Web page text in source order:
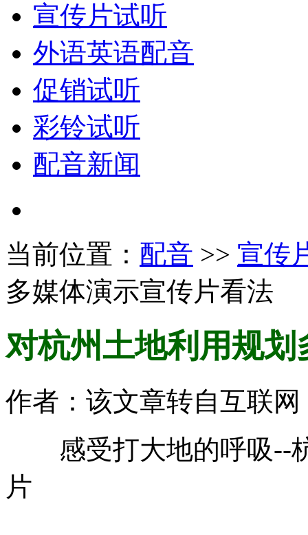
宣传片试听
外语英语配音
促销试听
彩铃试听
配音新闻
当前位置： 配音 >> 宣传
多媒体演示宣传片看法
对杭州土地利用规
作者：该文章转自互联网
感受打大地的呼吸--
片